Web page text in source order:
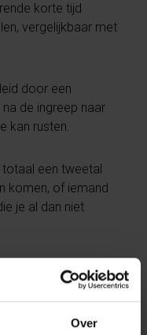
Over
korte tijd
vergelijkbaar met
door een
de ingreep naar
kan rusten.
een tweetal
komen, of iemand
je al dan niet